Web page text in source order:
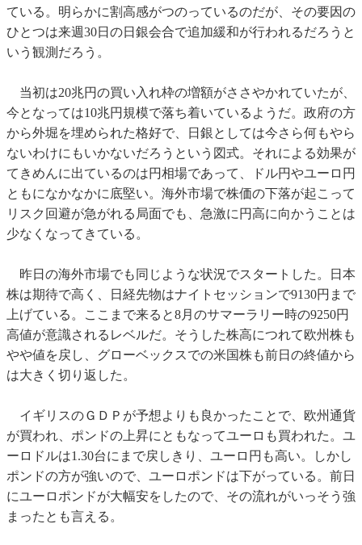
ている。明らかに割高感がつのっているのだが、その要因の
ひとつは来週30日の日銀会合で追加緩和が行われるだろうと
いう観測だろう。
当初は20兆円の買い入れ枠の増額がささやかれていたが、
今となっては10兆円規模で落ち着いているようだ。政府の方
から外堀を埋められた格好で、日銀としては今さら何もやら
ないわけにもいかないだろうという図式。それによる効果が
てきめんに出ているのは円相場であって、ドル円やユーロ円
ともになかなかに底堅い。海外市場で株価の下落が起こって
リスク回避が急がれる局面でも、急激に円高に向かうことは
少なくなってきている。
昨日の海外市場でも同じような状況でスタートした。日本
株は期待で高く、日経先物はナイトセッションで9130円まで
上げている。ここまで来ると8月のサマーラリー時の9250円
高値が意識されるレベルだ。そうした株高につれて欧州株も
やや値を戻し、グローベックスでの米国株も前日の終値から
は大きく切り返した。
イギリスのＧＤＰが予想よりも良かったことで、欧州通貨
が買われ、ポンドの上昇にともなってユーロも買われた。ユ
ーロドルは1.30台にまで戻しきり、ユーロ円も高い。しかし
ポンドの方が強いので、ユーロポンドは下がっている。前日
にユーロポンドが大幅安をしたので、その流れがいっそう強
まったとも言える。